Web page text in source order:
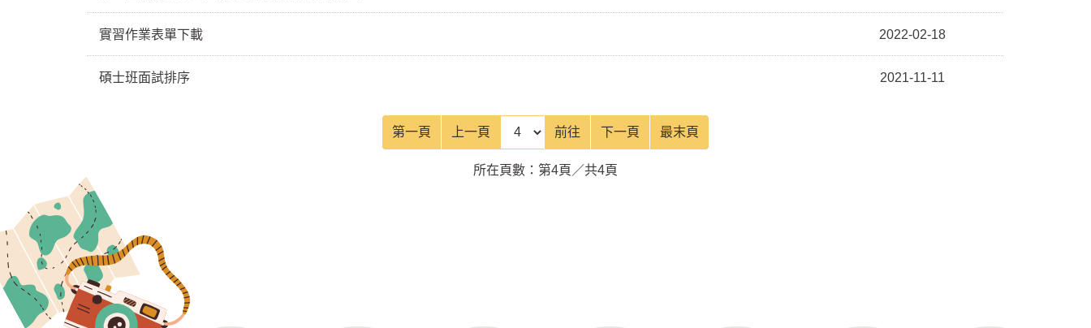
實習作業表單下載 2022-02-18
碩士班面試排序 2021-11-11
第一頁 上一頁 前往頁 前往 下一頁 最末頁
所在頁數：第4頁／共4頁